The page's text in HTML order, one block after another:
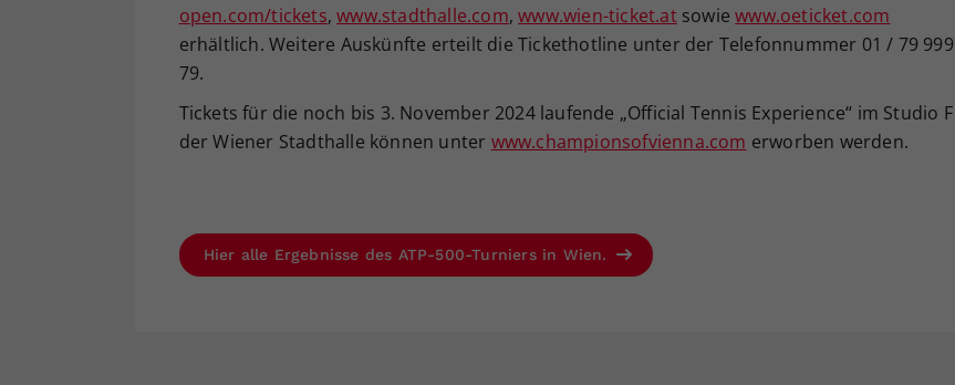
open.com/tickets,www.stadthalle.com,www.wien-ticket.atsowiewww.oeticket.com
erhältlich. Weitere Auskünfte erteilt die Tickethotline unter der Telefonnummer 01 / 79 999
79.
Tickets für die noch bis 3. November 2024 laufende „Official Tennis Experience“ im Studio F
der Wiener Stadthalle können unter www.championsofvienna.com erworben werden.
Hier alle Ergebnisse des ATP-500-Turniers in Wien.